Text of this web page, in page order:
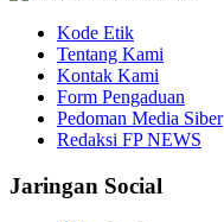
Kode Etik
Tentang Kami
Kontak Kami
Form Pengaduan
Pedoman Media Siber
Redaksi FP NEWS
Jaringan Social